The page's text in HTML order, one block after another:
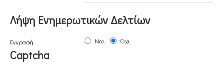
Λήψη Ενημερωτικών Δελτίων
Εγγραφή Ναι Όχι
Captcha